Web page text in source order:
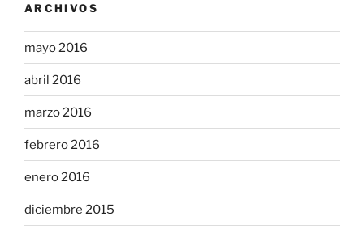
ARCHIVOS
mayo 2016
abril 2016
marzo 2016
febrero 2016
enero 2016
diciembre 2015